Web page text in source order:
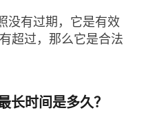
没有过期，它是有效
超过，那么它是合法
长时间是多久？